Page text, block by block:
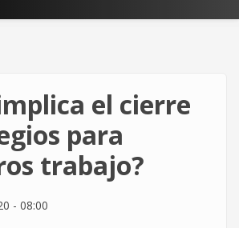
el cierre
para
trabajo?
- 08:00